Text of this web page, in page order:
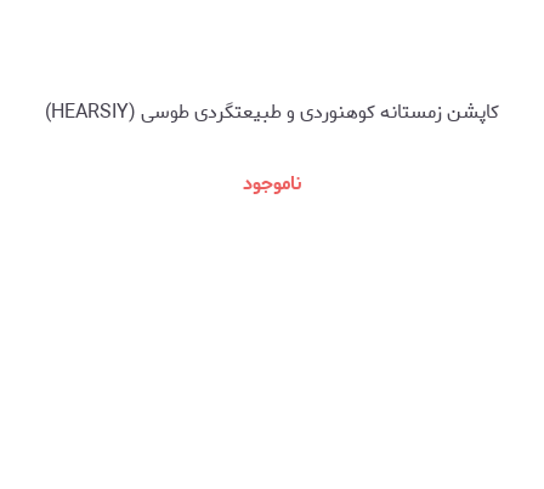
کاپشن زمستانه کوهنوردی و طبیعتگردی طوسی (HEARSIY)
ناموجود